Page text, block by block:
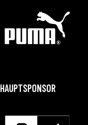
HAUPTSPONSOR